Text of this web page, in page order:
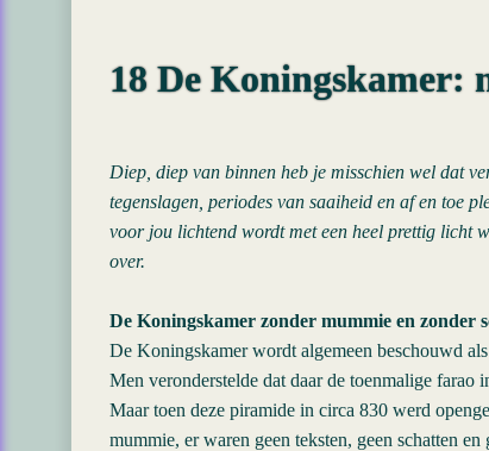
18 De Koningskamer:
Diep, diep van binnen heb je misschien wel dat
tegenslagen, periodes van saaiheid en af en toe
voor jou lichtend wordt met een heel prettig licht
over.
De Koningskamer zonder mummie en zonder
De Koningskamer wordt algemeen beschouwd
Men veronderstelde dat daar de toenmalige farao
Maar toen deze piramide in circa 830 werd
mummie, er waren geen teksten, geen schatten